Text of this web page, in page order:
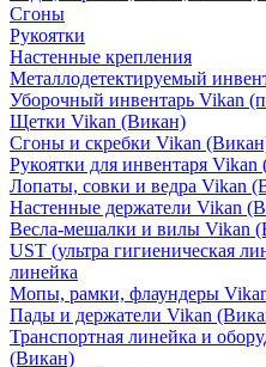
Сгоны
Рукоятки
Настенные крепления
Металлодетектируемый
Уборочный инвентарь Vikan
Щетки Vikan (Викан)
Сгоны и скребки Vikan
Рукоятки для инвентаря
Лопаты, совки и ведра Vikan
Настенные держатели Vikan
Весла-мешалки и вилы Vikan
UST (ультра гигиеническая
линейка
Мопы, рамки, флаундеры
Пады и держатели Vikan
Транспортная линейка и
(Викан)